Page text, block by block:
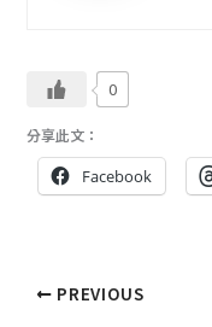
0
分享此文：
Facebook
PREVIOUS